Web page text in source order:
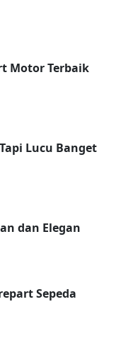
Motor Terbaik
Lucu Banget
dan Elegan
Sepeda